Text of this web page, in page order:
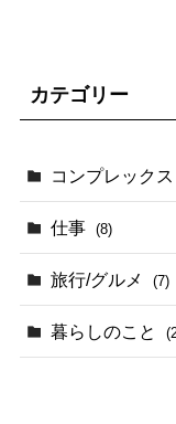
カテゴリー
コンプレックス
仕事 (8)
(2)
(3)
旅行/グルメ (7)
(1)
暮らしのこと